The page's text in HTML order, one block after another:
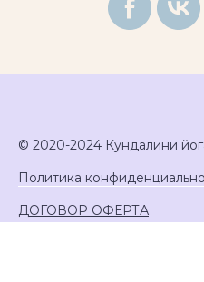
© 2020-2024 Кундалини
Политика
ДОГОВОР ОФЕРТА